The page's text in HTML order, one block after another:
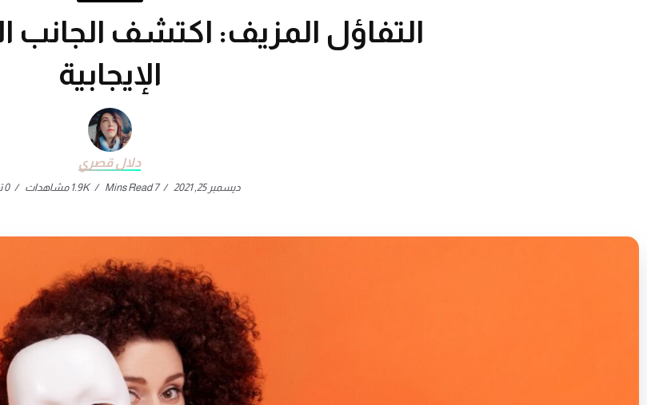
التفاؤل المزيف: اكتشف الجانب
الإيجابية
دلال قصري
ديسمبر 25, 2021 7 Mins Read 1.9K مشاهدات 0 تعليق